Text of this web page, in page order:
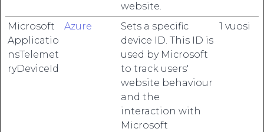
website.
Microsoft
Applicatio
nsTelemet
ryDeviceId
Azure
Sets a specific
device ID. This ID is
used by Microsoft
to track users'
website behaviour
and the
interaction with
Microsoft
1 vuosi